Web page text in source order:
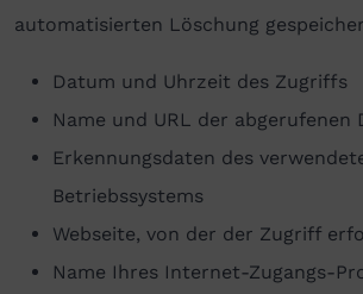
automatisierten Löschung
Datum und Uhrzeit des Zugriffs
Name und URL der abgerufenen
Erkennungsdaten des
Betriebssystems
Webseite, von der der Zugriff
Name Ihres Internet-Zugangs-